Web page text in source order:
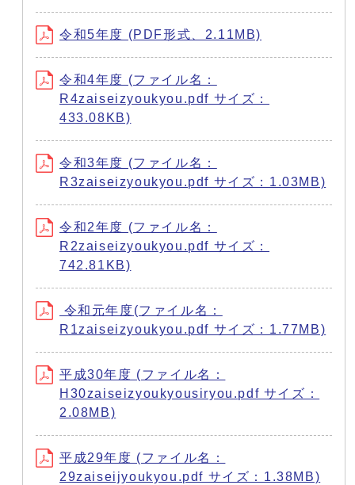
令和5年度 (PDF形式、2.11MB)
令和4年度 (ファイル名：
R4zaiseizyoukyou.pdf サイズ：
433.08KB)
令和3年度 (ファイル名：
R3zaiseizyoukyou.pdf サイズ：1.03MB)
令和2年度 (ファイル名：
R2zaiseizyoukyou.pdf サイズ：
742.81KB)
令和元年度(ファイル名：
R1zaiseizyoukyou.pdf サイズ：1.77MB)
平成30年度 (ファイル名：
H30zaiseizyoukyousiryou.pdf サイズ：
2.08MB)
平成29年度 (ファイル名：
29zaiseijyoukyou.pdf サイズ：1.38MB)